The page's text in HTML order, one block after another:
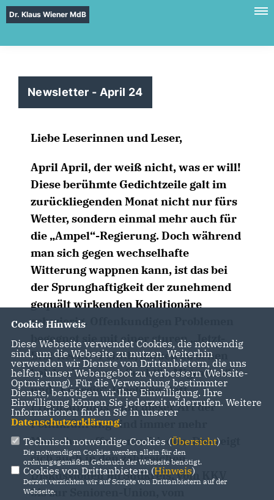
Dr. Klaus Wiener MdB
Newsletter - April 24
Liebe Leserinnen und Leser,
April April, der weiß nicht, was er will!
Diese berühmte Gedichtzeile galt im
zurückliegenden Monat nicht nur fürs
Wetter, sondern einmal mehr auch für
die „Ampel“-Regierung. Doch während
man sich gegen wechselhafte
Witterung wappnen kann, ist das bei
der Sprunghaftigkeit der zunehmend
gequält wirkenden Koalitionäre
schwierig. Offenkundigen Problemen
begegnet sie mit einer sturen „Jetzt-
Erst-Recht“-Politik, aktuell zu sehen
bei den Themen „Sucht“, „Migration“
und „Energie“. Ideologie statt
Pragmatismus – mit dieser Art der
Politikführung sind immer mehr
Menschen offen unzufrieden. Das zeigt
sich auch in den zahlreichen
Diskussionen im Südkreis, vom KKV
bis zur Senioren-Union, vom
Cookie Hinweis
Diese Webseite verwendet Cookies, die notwendig
sind, um die Webseite zu nutzen. Weiterhin
verwenden wir Dienste von Drittanbietern, die uns
helfen, unser Webangebot zu verbessern (Website-
Optmierung). Für die Verwendung bestimmter
Dienste, benötigen wir Ihre Einwilligung. Ihre
Einwilligung können Sie jederzeit widerrufen. Weitere
Informationen finden Sie in unserer
Datenschutzerklärung.
Technisch notwendige Cookies (Übersicht)
Die notwendigen Cookies werden allein für den
ordnungsgemäßen Gebrauch der Webseite benötigt.
Cookies von Drittanbietern (Hinweis)
Derzeit verzichten wir auf Scripte von Drittanbietern auf der
Webseite.